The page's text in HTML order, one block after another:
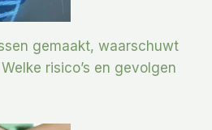
gemaakt, waarschuwt
risico’s en gevolgen